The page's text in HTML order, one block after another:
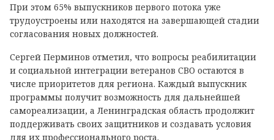
При этом 65% выпускников первого потока уже
трудоустроены или находятся на завершающей стадии
согласования новых должностей.
Сергей Перминов отметил, что вопросы реабилитации
и социальной интеграции ветеранов СВО остаются в
числе приоритетов для региона. Каждый выпускник
программы получит возможность для дальнейшей
самореализации, а Ленинградская область продолжит
поддерживать своих защитников и создавать условия
для их профессионального роста.